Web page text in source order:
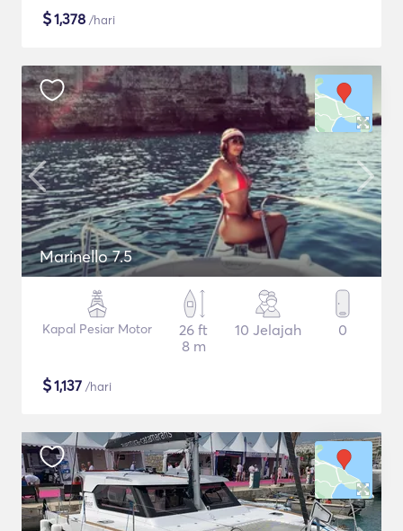
$1,378 /hari
Marinello 7.5
Kapal Pesiar Motor
26 ft
8 m
10 Jelajah 0
$1,137 /hari